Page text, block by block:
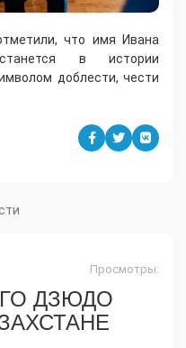
что имя Ивана
в истории
доблести, чести
Просмотры:
ДЗЮДО